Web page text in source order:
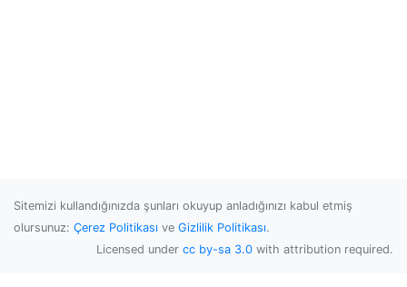
Sitemizi kullandığınızda şunları okuyup anladığınızı kabul etmiş
olursunuz: Çerez Politikası ve Gizlilik Politikası.
Licensed under cc by-sa 3.0 with attribution required.